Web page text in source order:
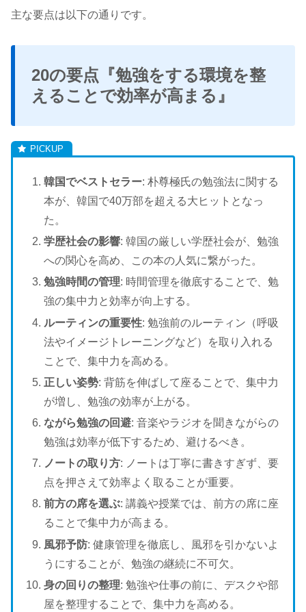
主な要点は以下の通りです。
20の要点『勉強をする環境を整
えることで効率が高まる』
韓国でベストセラー: 朴尊極氏の勉強法に関する
本が、韓国で40万部を超える大ヒットとなっ
た。
学歴社会の影響: 韓国の厳しい学歴社会が、勉強
への関心を高め、この本の人気に繋がった。
勉強時間の管理: 時間管理を徹底することで、勉
強の集中力と効率が向上する。
ルーティンの重要性: 勉強前のルーティン（呼吸
法やイメージトレーニングなど）を取り入れる
ことで、集中力を高める。
正しい姿勢: 背筋を伸ばして座ることで、集中力
が増し、勉強の効率が上がる。
ながら勉強の回避: 音楽やラジオを聞きながらの
勉強は効率が低下するため、避けるべき。
ノートの取り方: ノートは丁寧に書きすぎず、要
点を押さえて効率よく取ることが重要。
前方の席を選ぶ: 講義や授業では、前方の席に座
ることで集中力が高まる。
風邪予防: 健康管理を徹底し、風邪を引かないよ
うにすることが、勉強の継続に不可欠。
身の回りの整理: 勉強や仕事の前に、デスクや部
屋を整理することで、集中力を高める。